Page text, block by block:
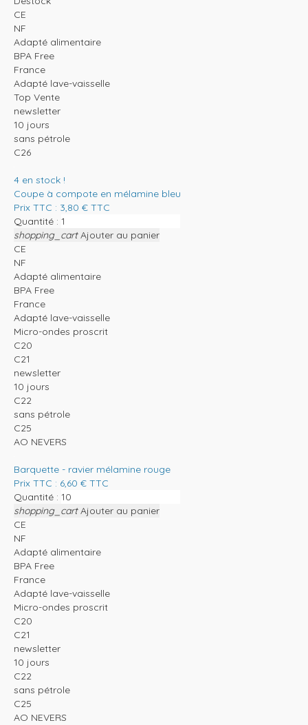
CE
NF
Adapté alimentaire
BPA Free
France
Adapté lave-vaisselle
Top Vente
newsletter
10 jours
sans pétrole
C26
4 en stock !
Coupe à compote en mélamine bleu
Prix TTC : 3,80 € TTC
Quantité :
shopping_cart Ajouter au panier
CE
NF
Adapté alimentaire
BPA Free
France
Adapté lave-vaisselle
Micro-ondes proscrit
C20
C21
newsletter
10 jours
C22
sans pétrole
C25
AO NEVERS
Barquette - ravier mélamine rouge
Prix TTC : 6,60 € TTC
Quantité :
shopping_cart Ajouter au panier
CE
NF
Adapté alimentaire
BPA Free
France
Adapté lave-vaisselle
Micro-ondes proscrit
C20
C21
newsletter
10 jours
C22
sans pétrole
C25
AO NEVERS